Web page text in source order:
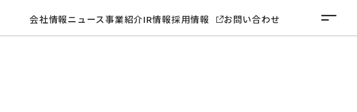
会社情報ニュース事業紹介IR情報採用情報 お問い合わせ